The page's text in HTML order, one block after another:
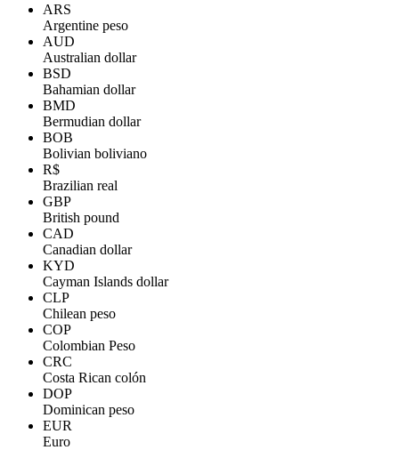
ARS
Argentine peso
AUD
Australian dollar
BSD
Bahamian dollar
BMD
Bermudian dollar
BOB
Bolivian boliviano
R$
Brazilian real
GBP
British pound
CAD
Canadian dollar
KYD
Cayman Islands dollar
CLP
Chilean peso
COP
Colombian Peso
CRC
Costa Rican colón
DOP
Dominican peso
EUR
Euro